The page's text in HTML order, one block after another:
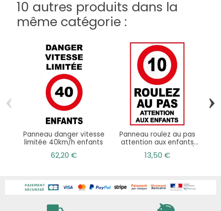
10 autres produits dans la
même catégorie :
Panneau danger vitesse
limitée 40km/h enfants
62,20 €
Panneau roulez au pas
attention aux enfants
13,50 €
‹ ›